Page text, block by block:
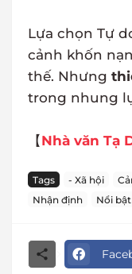
Lựa chọn Tự
cảnh khốn
thế. Nhưng
trong nhung
【 Nhà văn Tạ
Tags - Xã hội
Nhận định
Nổi bật